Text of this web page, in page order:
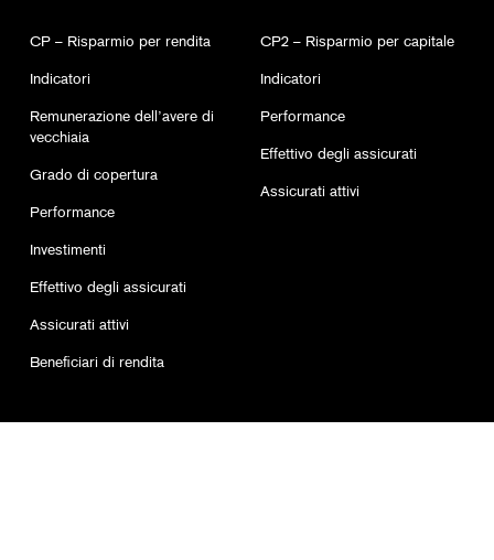
CP – Risparmio per rendita
Indicatori
Remunerazione dell’avere di
vecchiaia
Grado di copertura
Performance
Investimenti
Effettivo degli assicurati
Assicurati attivi
Beneficiari di rendita
CP2 – Risparmio per capitale
Indicatori
Performance
Effettivo degli assicurati
Assicurati attivi